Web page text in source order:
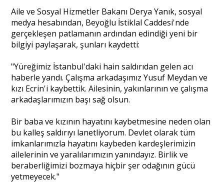
Aile ve Sosyal Hizmetler Bakanı Derya Yanık, sosyal
medya hesabından, Beyoğlu İstiklal Caddesi'nde
gerçekleşen patlamanın ardından edindiği yeni bir
bilgiyi paylaşarak, şunları kaydetti:
"Yüreğimiz İstanbul'daki hain saldırıdan gelen acı
haberle yandı. Çalışma arkadaşımız Yusuf Meydan ve
kızı Ecrin'i kaybettik. Ailesinin, yakınlarının ve çalışma
arkadaşlarımızın başı sağ olsun.
Bir baba ve kızının hayatını kaybetmesine neden olan
bu kalleş saldırıyı lanetliyorum. Devlet olarak tüm
imkanlarımızla hayatını kaybeden kardeşlerimizin
ailelerinin ve yaralılarımızın yanındayız. Birlik ve
beraberliğimizi bozmaya hiçbir şer odağının gücü
yetmeyecek."